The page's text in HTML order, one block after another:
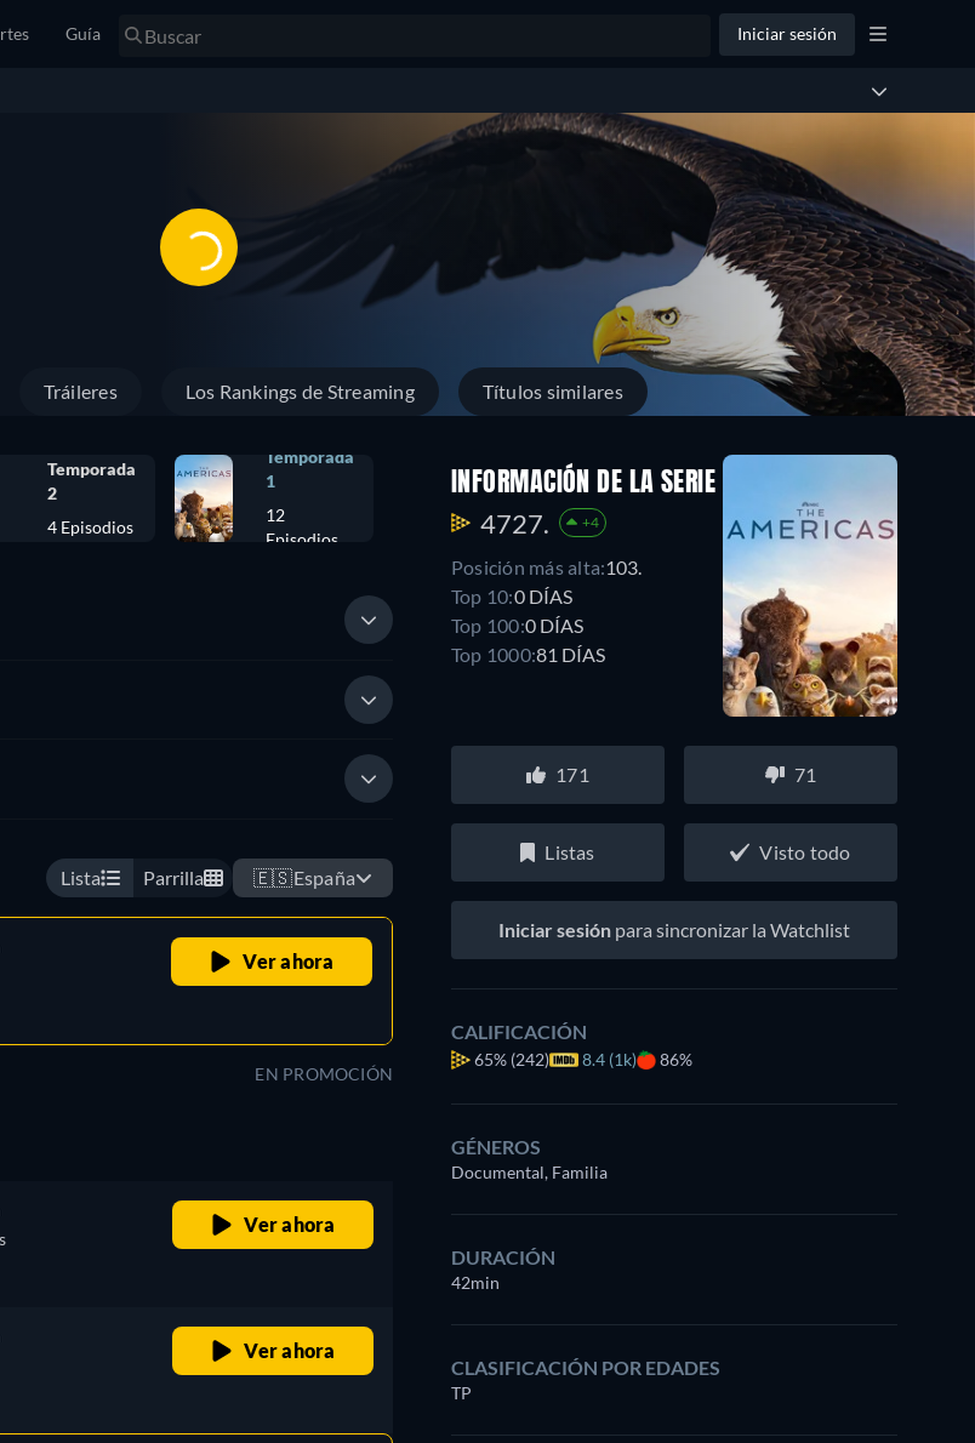
Guía Iniciar sesión
Tráileres Los Rankings de Streaming Títulos similares
Temporada
2
4 Episodios
Temporada
1
12
Episodios
Lista Parrilla 🇪🇸España
Ver ahora
EN PROMOCIÓN
Ver ahora
Ver ahora
INFORMACIÓN DE LA SERIE
4727. +4
Posición más alta:103.
Top 10:0 DÍAS
Top 100:0 DÍAS
Top 1000:81 DÍAS
171 71
Listas Visto todo
Iniciar sesión para sincronizar la Watchlist
CALIFICACIÓN
65% (242) 8.4 (1k) 86%
GÉNEROS
Documental, Familia
DURACIÓN
42min
CLASIFICACIÓN POR EDADES
TP